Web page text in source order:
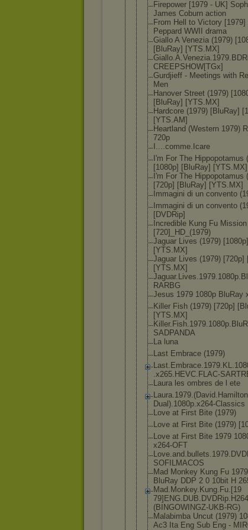
Firepower [1979 - UK]
James Coburn action
From Hell to Victory [1979]
Peppard WWII drama
Giallo A Venezia (1979)
[BluRay] [YTS.MX]
Giallo.A.Venezia.1979.
CREEPSHOW[TGx]
Gurdjieff - Meetings with
Men
Hanover Street (1979)
[BluRay] [YTS.MX]
Hardcore (1979) [BluRay]
[YTS.AM]
Heartland (Western 1979)
720p
I....comme. Icare
I'm For The Hippopotamus
[1080p] [BluRay] [YTS.MX]
I'm For The Hippopotamus
[720p] [BluRay] [YTS.MX]
Immagini di un convento
Immagini di un convento
[DVDRip]
Incredible Kung Fu Mission
[720]_HD_(1979)
Jaguar Lives (1979)
[YTS.MX]
Jaguar Lives (1979) [720p]
[YTS.MX]
Jaguar.Lives.1979.1080
RARBG
Jesus 1979 1080p BluRay
Killer Fish (1979) [720p]
[YTS.MX]
Killer.Fish.1979.1080p
SADPANDA
La luna
Last Embrace (1979)
Last.Embrace.1979.KL.1
.x265.HEVC. FLAC-
Laura les ombres de l ete
Laura.1979.(David.Hami
Dual).1080p.x264-Classics
Love at First Bite (1979)
Love at First Bite (1979)
Love at First Bite 1979
x264-OFT
Love.and.bu llets.1979.
SOFILMACOS
Mad Monkey Kung Fu
BluRay DDP 2 0 10bit H
Mad.Monkey. Kung.Fu.[19
79]ENG.DUB. DVDRip.H264
(BINGOWINGZ-UKB-RG)
Malabimba Uncut (1979)
Ac3 Ita Eng Sub Eng -